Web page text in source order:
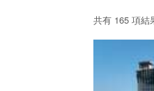
共有 165 項結